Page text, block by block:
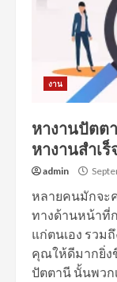
งาน
หางานปัตต
หางานสำเร็
admin
หลายคนมักจะ
ทางด้านหน้าที่
แก่ตนเอง รวม
คุณให้ดีมากยิ่ง
ปัตตานี นั้นพวก